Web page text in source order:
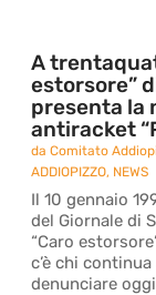
A
estorsore”
presenta la
antiracket
daComitato
ADDIOPIZZO, NEWS
Il 10 gennaio
del Giornale di
“Caro
c’è chi
denunciare